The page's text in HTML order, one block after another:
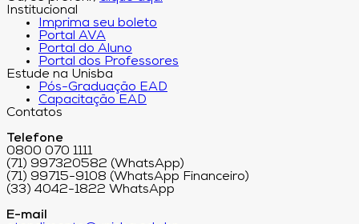
Institucional
Imprima seu boleto
Portal AVA
Portal do Aluno
Portal dos Professores
Estude na Unisba
Pós-Graduação EAD
Capacitação EAD
Contatos
Telefone
0800 070 1111
(71) 997320582 (WhatsApp)
(71) 99715-9108 (WhatsApp Financeiro)
(33) 4042-1822 WhatsApp
E-mail